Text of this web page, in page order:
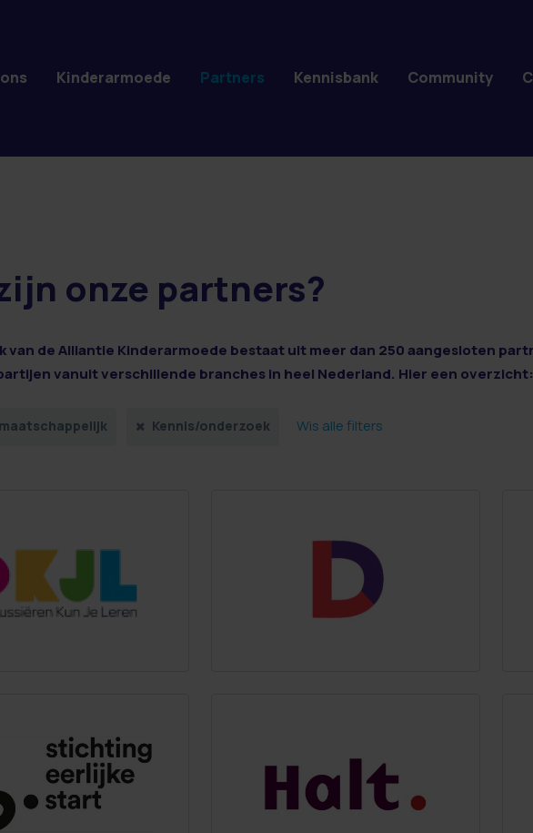
onze partners?
van de Alliantie Kinderarmoede bestaat uit meer dan 250 aangesloten
vanuit verschillende branches in heel Nederland. Hier een overzicht:
Kennis/onderzoek Wis alle filters
Kinderarmoede Partners Kennisbank Community